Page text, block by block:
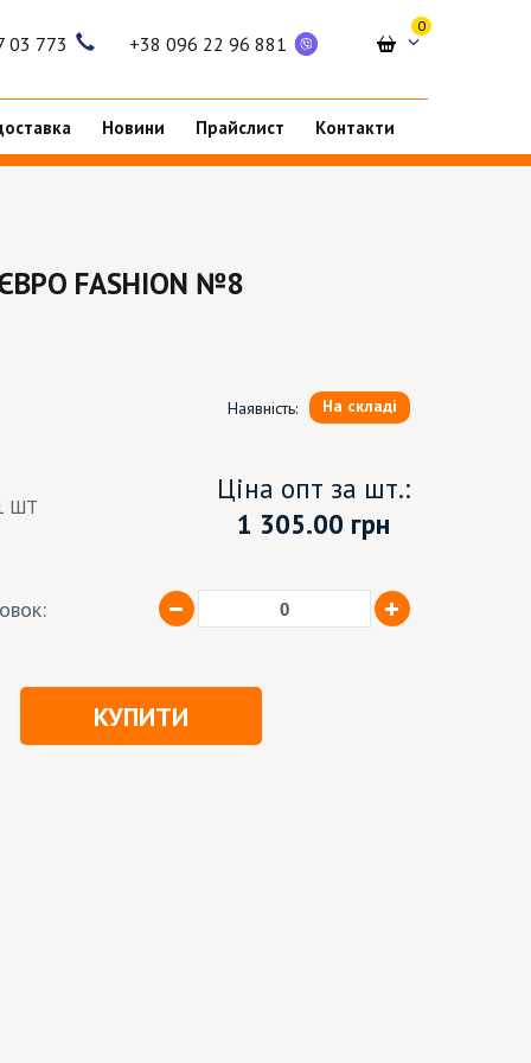
03 773 +38 096 22 96 881
0
Новини Прайслист Контакти
FASHION №8
Наявність: На складі
ШТ
Ціна опт за шт.:
1 305.00 грн
КУПИТИ